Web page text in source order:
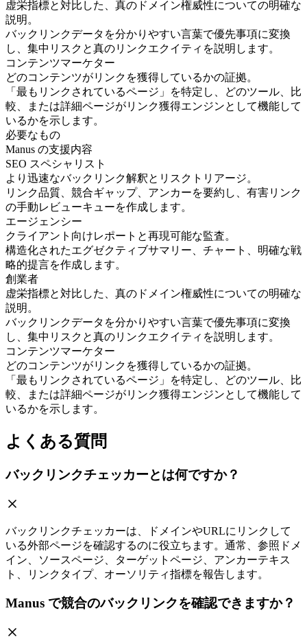
虚栄指標と対比した、真のドメイン権威性についての明確な
説明。
バックリンクデータを分かりやすい言葉で優先事項に変換
し、集中リスクと真のリンクエクイティを説明します。
コンテンツマーケター
どのコンテンツがリンクを獲得しているかの証拠。
「最もリンクされているページ」を特定し、どのツール、比
較、または詳細ページがリンク獲得エンジンとして機能して
いるかを示します。
必要なもの
Manus の支援内容
SEO スペシャリスト
より迅速なバックリンク解釈とリスクトリアージ。
リンク品質、競合ギャップ、アンカーを要約し、有害リンク
の手動レビューキューを作成します。
エージェンシー
クライアント向けレポートと再現可能な監査。
構造化されたエグゼクティブサマリー、チャート、明確な戦
略的提言を作成します。
創業者
虚栄指標と対比した、真のドメイン権威性についての明確な
説明。
バックリンクデータを分かりやすい言葉で優先事項に変換
し、集中リスクと真のリンクエクイティを説明します。
コンテンツマーケター
どのコンテンツがリンクを獲得しているかの証拠。
「最もリンクされているページ」を特定し、どのツール、比
較、または詳細ページがリンク獲得エンジンとして機能して
いるかを示します。
よくある質問
バックリンクチェッカーとは何ですか？
バックリンクチェッカーは、ドメインやURLにリンクして
いる外部ページを確認するのに役立ちます。通常、参照ドメ
イン、ソースページ、ターゲットページ、アンカーテキス
ト、リンクタイプ、オーソリティ指標を報告します。
Manus で競合のバックリンクを確認できますか？